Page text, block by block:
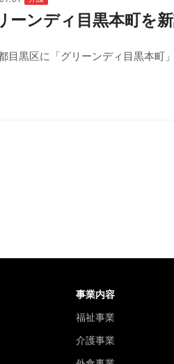
ーンディ目黒本町を
目黒区に「グリーンディ目黒本町
事業内容
福祉事業
介護事業